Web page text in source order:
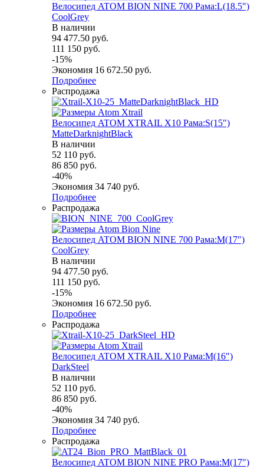
Велосипед ATOM BION NINE 700 Рама:L(18.5")
СoolGrey
В наличии
94 477.50 руб.
111 150 руб.
-15%
Экономия 16 672.50 руб.
Подробнее
Распродажа
Велосипед ATOM XTRAIL X10 Рама:S(15")
MatteDarknightBlack
В наличии
52 110 руб.
86 850 руб.
-40%
Экономия 34 740 руб.
Подробнее
Распродажа
Велосипед ATOM BION NINE 700 Рама:M(17")
СoolGrey
В наличии
94 477.50 руб.
111 150 руб.
-15%
Экономия 16 672.50 руб.
Подробнее
Распродажа
Велосипед ATOM XTRAIL X10 Рама:M(16")
DarkSteel
В наличии
52 110 руб.
86 850 руб.
-40%
Экономия 34 740 руб.
Подробнее
Распродажа
Велосипед ATOM BION NINE PRO Рама:M(17")